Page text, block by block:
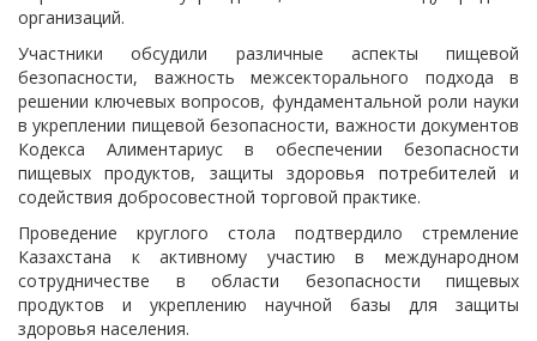
организаций.
Участники обсудили различные аспекты пищевой
безопасности, важность межсекторального подхода в
решении ключевых вопросов, фундаментальной роли науки
в укреплении пищевой безопасности, важности документов
Кодекса Алиментариус в обеспечении безопасности
пищевых продуктов, защиты здоровья потребителей и
содействия добросовестной торговой практике.
Проведение круглого стола подтвердило стремление
Казахстана к активному участию в международном
сотрудничестве в области безопасности пищевых
продуктов и укреплению научной базы для защиты
здоровья населения.